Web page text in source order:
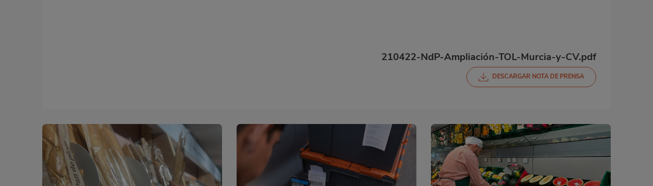
210422-NdP-Ampliación-TOL-Murcia-y-CV.pdf
DESCARGAR NOTA DE PRENSA